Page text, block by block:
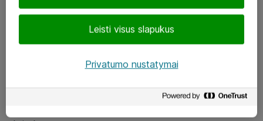
LinkedIn
Leisti visus slapukus
Privatumo nustatymai